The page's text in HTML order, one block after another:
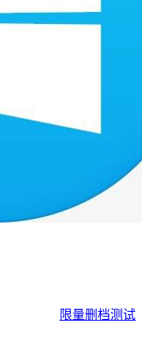
限量删档测试